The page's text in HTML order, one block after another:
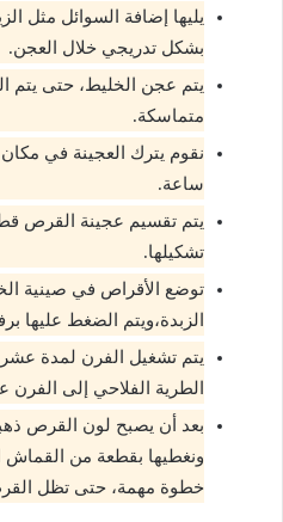
يليها إضافة السوائل مثل
بشكل تدريجي خلال العجن.
يتم عجن الخليط، حتى
متماسكة.
نقوم يترك العجينة في
ساعة.
يتم تقسيم عجينة القرص
تشكيلها.
توضع الأقراص في صينية
الزبدة،ويتم الضغط
يتم تشغيل الفرن لمدة
الطرية الفلاحي إلى
بعد أن يصبح لون القرص
ونغطيها بقطعة من القماش
خطوة مهمة، حتى تظل